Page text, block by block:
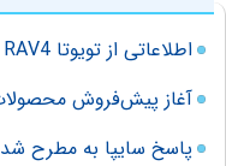
اطلاعاتی از تویوتا RAV4 مدل 2018
آغاز پیش‌فروش محصولات
پاسخ سایپا به مطرح